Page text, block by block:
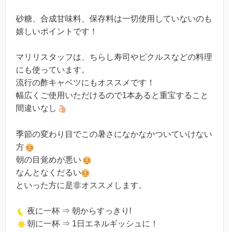
砂糖、合成甘味料、保存料は一切使用していないのも
嬉しいポイントです！
マリリスタッフは、ちらし寿司やピクルスなどの料理
にも使っています。
流行の酢キャベツにもオススメです！
幅広くご使用いただけるので1本あると重宝すること
間違いなし
季節の変わり目でこの暑さになかなかついていけない
方
朝の目覚めが悪い
なんとなくだるい
といった方に是非オススメします。
夜に一杯 ⇒ 朝からすっきり!
朝に一杯 ⇒ 1日エネルギッシュに！